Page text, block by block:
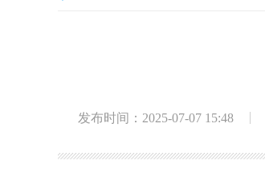
发布时间：2025-07-07 15:48